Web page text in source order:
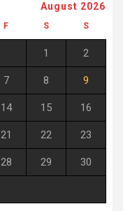
August 2026
F S S
1 2
7 8 9
14 15 16
21 22 23
28 29 30